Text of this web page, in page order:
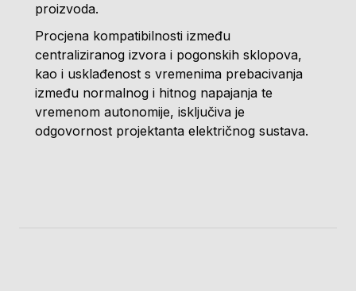
proizvoda.
Procjena kompatibilnosti između
centraliziranog izvora i pogonskih sklopova,
kao i usklađenost s vremenima prebacivanja
između normalnog i hitnog napajanja te
vremenom autonomije, isključiva je
odgovornost projektanta električnog sustava.